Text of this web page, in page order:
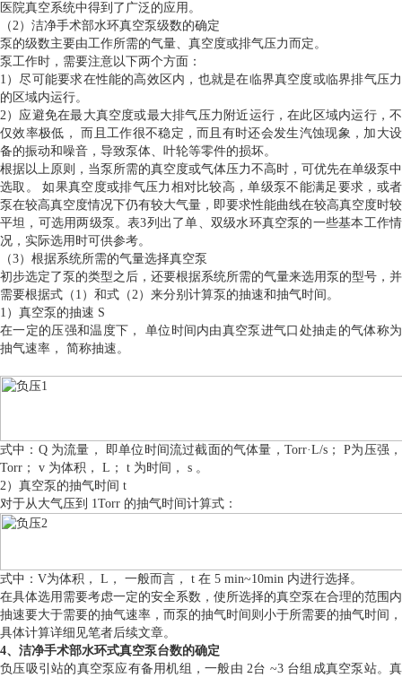
医院真空系统中得到了广泛的应用。
（2）洁净手术部水环真空泵级数的确定
泵的级数主要由工作所需的气量、真空度或排气压力而定。
泵工作时，需要注意以下两个方面：
1）尽可能要求在性能的高效区内，也就是在临界真空度或临界排气压力
的区域内运行。
2）应避免在最大真空度或最大排气压力附近运行，在此区域内运行，不
仅效率极低， 而且工作很不稳定，而且有时还会发生汽蚀现象，加大设
备的振动和噪音，导致泵体、叶轮等零件的损坏。
根据以上原则，当泵所需的真空度或气体压力不高时，可优先在单级泵中
选取。 如果真空度或排气压力相对比较高，单级泵不能满足要求，或者
泵在较高真空度情况下仍有较大气量，即要求性能曲线在较高真空度时较
平坦，可选用两级泵。表3列出了单、双级水环真空泵的一些基本工作情
况，实际选用时可供参考。
（3）根据系统所需的气量选择真空泵
初步选定了泵的类型之后，还要根据系统所需的气量来选用泵的型号，并
需要根据式（1）和式（2）来分别计算泵的抽速和抽气时间。
1）真空泵的抽速 S
在一定的压强和温度下， 单位时间内由真空泵进气口处抽走的气体称为
抽气速率， 简称抽速。
式中：Q 为流量， 即单位时间流过截面的气体量，Torr·L/s； P为压强，
Torr； v 为体积， L； t 为时间， s 。
2）真空泵的抽气时间 t
对于从大气压到 1Torr 的抽气时间计算式：
式中：V为体积， L， 一般而言， t 在 5 min~10min 内进行选择。
在具体选用需要考虑一定的安全系数，使所选择的真空泵在合理的范围内
抽速要大于需要的抽气速率，而泵的抽气时间则小于所需要的抽气时间，
具体计算详细见笔者后续文章。
4、洁净手术部水环式真空泵台数的确定
负压吸引站的真空泵应有备用机组，一般由 2台 ~3 台组成真空泵站。真